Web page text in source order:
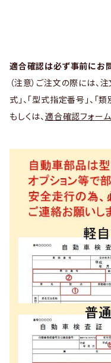
適合確認は必ず事前にお
（注意）ご注文の際には、
式」、「型式指定番号」、「
もしくは、 適合確認フォーム